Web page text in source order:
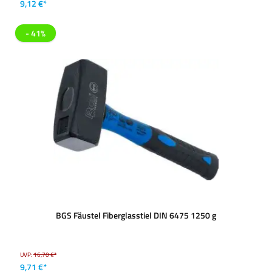
9,12 €*
- 41%
BGS Fäustel Fiberglasstiel DIN 6475 1250 g
UVP:16,70 €*
9,71 €*